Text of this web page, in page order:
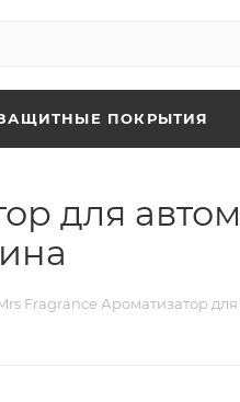
ПОКРЫТИЯ
для
Fragrance Ароматизатор